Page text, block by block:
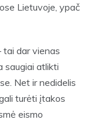
Lietuvoje, ypač
tai dar vienas
saugiai atlikti
Net ir nedidelis
turėti įtakos
eismo